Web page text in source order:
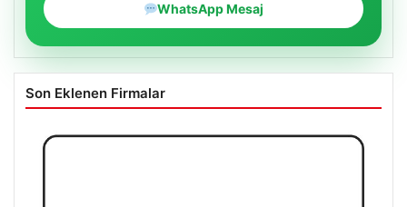
WhatsApp Mesaj
Son Eklenen Firmalar